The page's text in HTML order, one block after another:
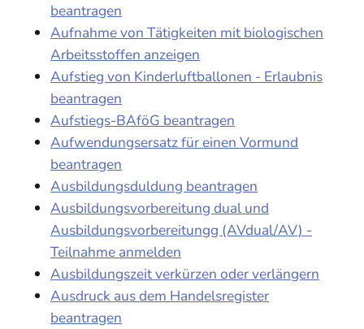
beantragen
Aufnahme von Tätigkeiten mit biologischen
Arbeitsstoffen anzeigen
Aufstieg von Kinderluftballonen - Erlaubnis
beantragen
Aufstiegs-BAföG beantragen
Aufwendungsersatz für einen Vormund
beantragen
Ausbildungsduldung beantragen
Ausbildungsvorbereitung dual und
Ausbildungsvorbereitungg (AVdual/AV) -
Teilnahme anmelden
Ausbildungszeit verkürzen oder verlängern
Ausdruck aus dem Handelsregister
beantragen